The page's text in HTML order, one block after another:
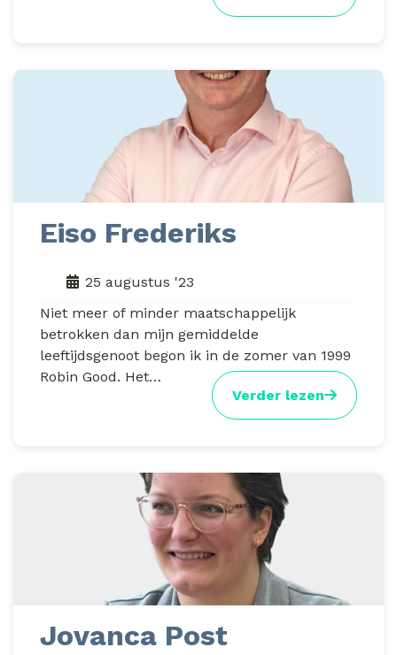
Eiso Frederiks
25 augustus '23
Niet meer of minder maatschappelijk
betrokken dan mijn gemiddelde
leeftijdsgenoot begon ik in de zomer van 1999
Robin Good. Het…
Verder lezen
Jovanca Post